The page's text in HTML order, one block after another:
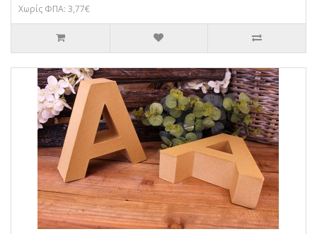
Χωρίς ΦΠΑ: 3,77€